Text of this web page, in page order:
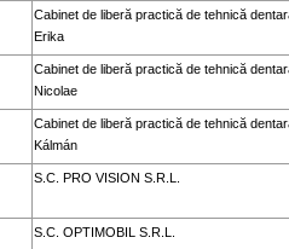
Cabinet de liberă practică de tehnică
Erika
Cabinet de liberă practică de tehnică
Nicolae
Cabinet de liberă practică de tehnică
Kálmán
S.C. PRO VISION S.R.L.
S.C. OPTIMOBIL S.R.L.